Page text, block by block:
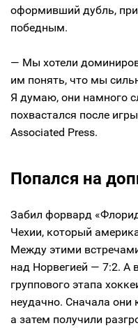
оформивший дубль,
победным.
— Мы хотели
им понять, что мы
Я думаю, они намного
похвастался после
Associated Press.
Попался на
Забил форвард
Чехии, который
Между этими
над Норвегией — 7:2. А
группового этапа
неудачно. Сначала они
а затем получили